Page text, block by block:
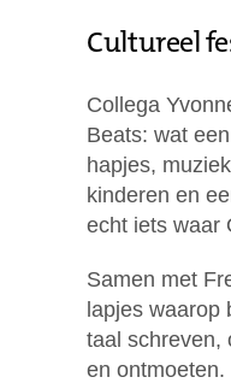
Cultureel
Collega
Beats: wat
hapjes,
kinderen en
echt iets waar
Samen met
lapjes waarop
taal schreven,
en ontmoeten.